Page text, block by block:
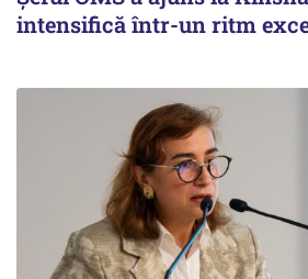
intensifică într-un ritm